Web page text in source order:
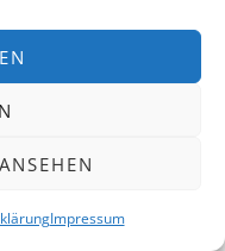
Impressum